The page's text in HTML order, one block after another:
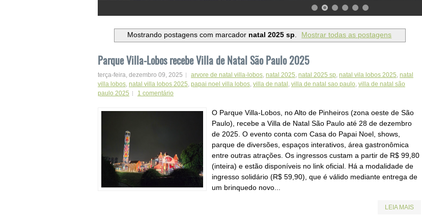
Mostrando postagens com marcador natal 2025 sp. Mostrar todas as postagens
Parque Villa-Lobos recebe Villa de Natal São Paulo 2025
terça-feira, dezembro 09, 2025 arvore de natal villa-lobos natal 2025 natal 2025 sp natal vila lobos 2025 natal
villa lobos natal villa lobos 2025 papai noel villa lobos villa de natal villa de natal sao paulo villa de natal são
paulo 2025
1 comentário
O Parque Villa-Lobos, no Alto de Pinheiros (zona oeste de São
Paulo), recebe a Villa de Natal São Paulo até 28 de dezembro
de 2025. O evento conta com Casa do Papai Noel, shows,
parque de diversões, espaços interativos, área gastronômica
entre outras atrações. Os ingressos custam a partir de R$ 99,80
(inteira) e estão disponíveis no link oficial. Há a modalidade de
ingresso solidário (R$ 59,90), que é válido mediante entrega de
um brinquedo novo...
LEIA MAIS